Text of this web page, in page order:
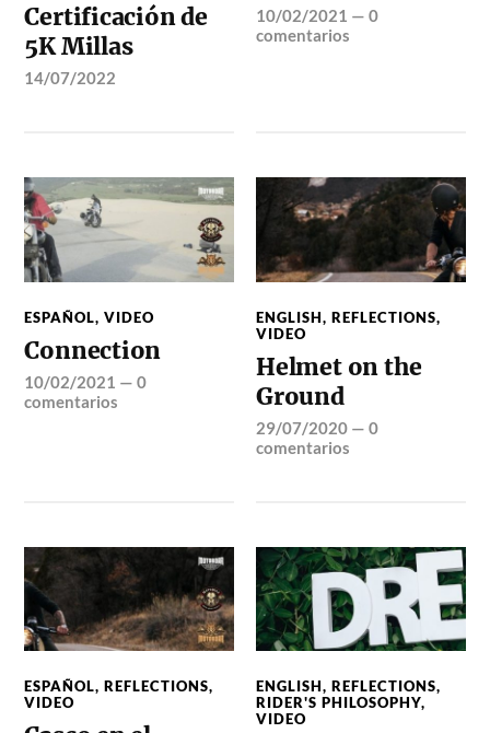
Certificación de
5K Millas
14/07/2022
10/02/2021 —0
comentarios
ESPAÑOL,VIDEO
Connection
10/02/2021 —0
comentarios
ENGLISH,REFLECTIONS,
VIDEO
Helmet on the
Ground
29/07/2020 —0
comentarios
ESPAÑOL,REFLECTIONS,
VIDEO
ENGLISH,REFLECTIONS,
RIDER'S PHILOSOPHY,
VIDEO